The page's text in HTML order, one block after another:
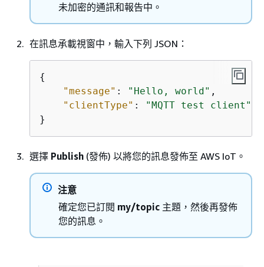
未加密的通訊和報告中。
在訊息承載視窗中，輸入下列 JSON：
{
"message" : "Hello, world" ,
"clientType" :
"MQTT test client"
}
選擇 Publish (發佈) 以將您的訊息發佈至 AWS IoT。
注意
確定您已訂閱 my/topic 主題，然後再發佈
您的訊息。